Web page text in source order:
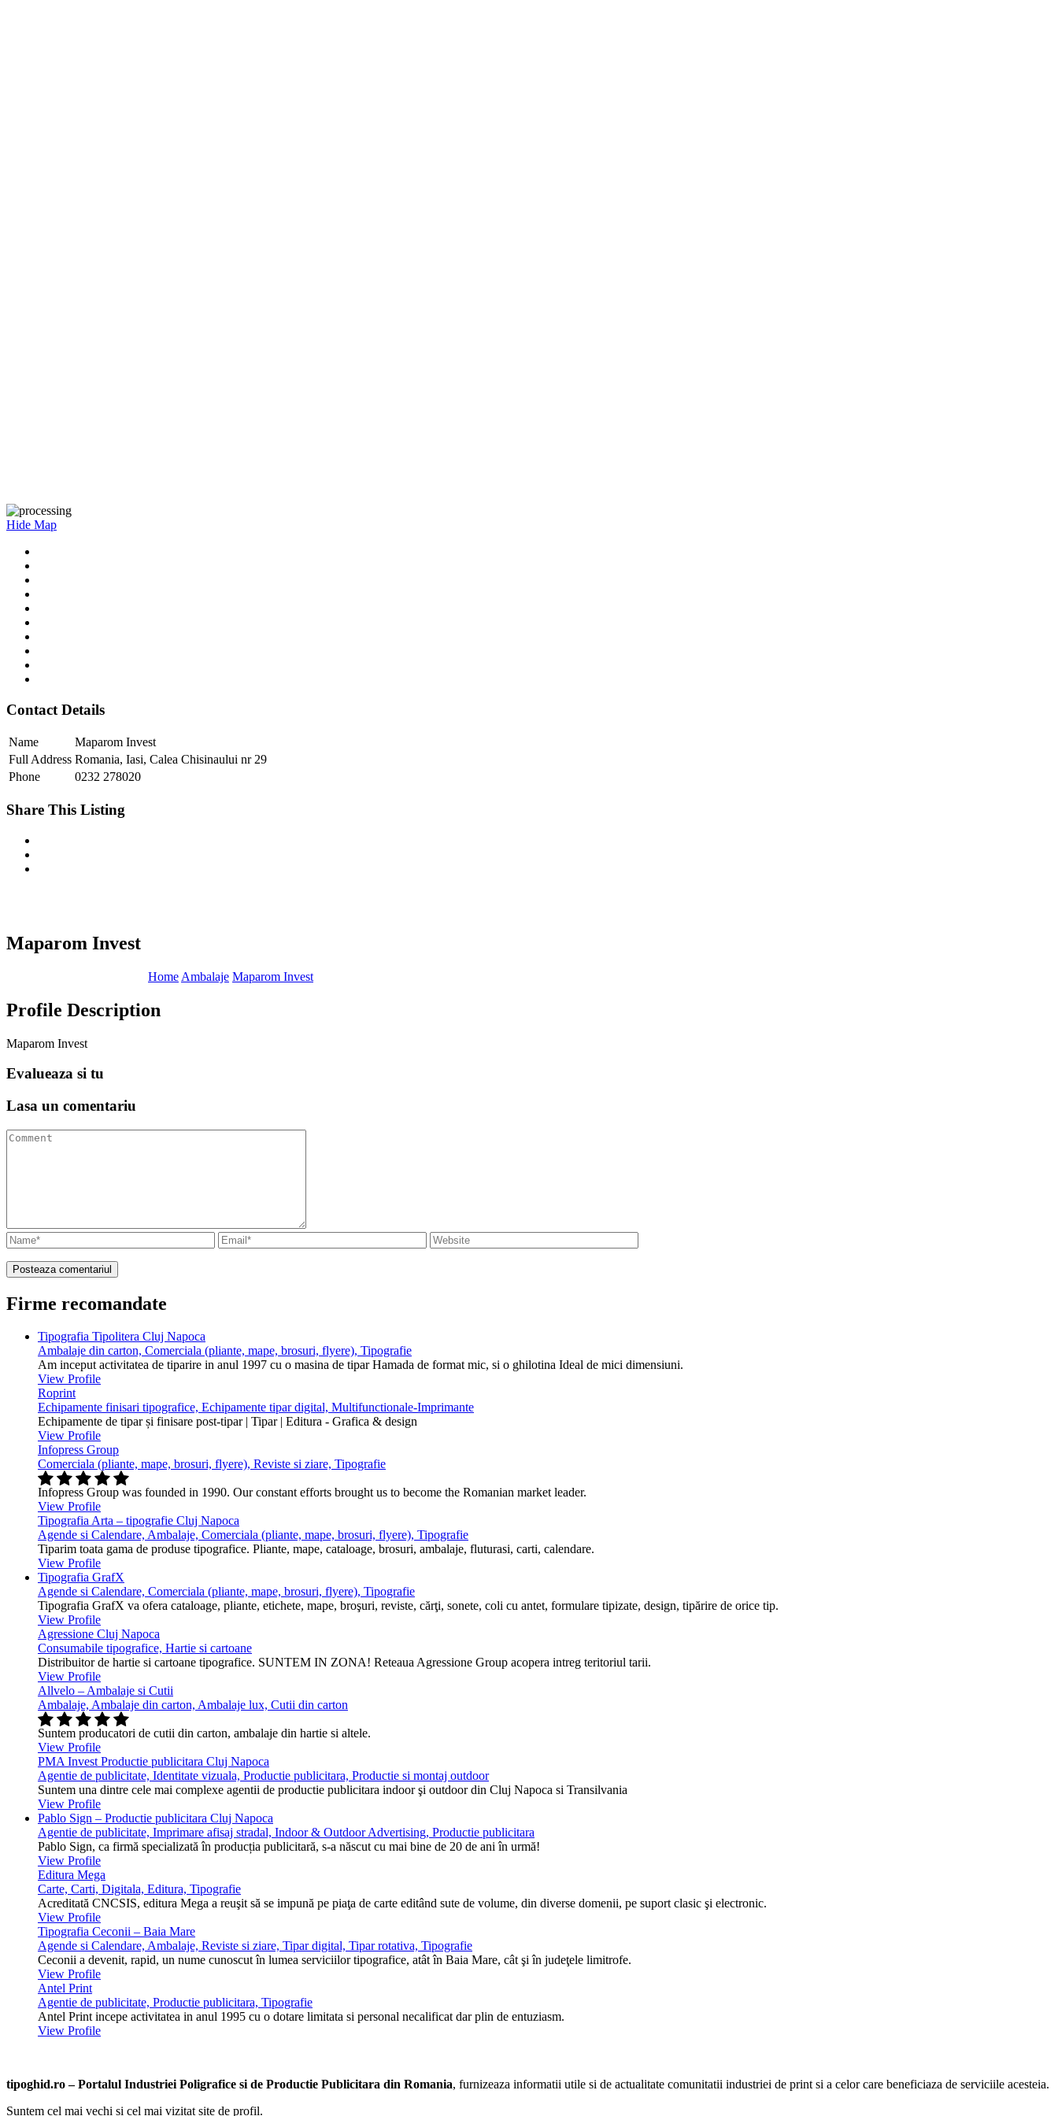
Hide Map
Contact Details
Name
Maparom Invest
Full Address Romania, Iasi, Calea Chisinaului nr 29
Phone
0232 278020
Share This Listing
Maparom Invest
Home Ambalaje Maparom Invest
Profile Description
Maparom Invest
Evalueaza si tu
Lasa un comentariu
Firme recomandate
Tipografia Tipolitera Cluj Napoca
Ambalaje din carton, Comerciala (pliante, mape, brosuri, flyere), Tipografie
Am inceput activitatea de tiparire in anul 1997 cu o masina de tipar Hamada de format mic, si o ghilotina Ideal de mici dimensiuni.
View Profile
Roprint
Echipamente finisari tipografice, Echipamente tipar digital, Multifunctionale-Imprimante
Echipamente de tipar și finisare post-tipar | Tipar | Editura - Grafica & design
View Profile
Infopress Group
Comerciala (pliante, mape, brosuri, flyere), Reviste si ziare, Tipografie
Infopress Group was founded in 1990. Our constant efforts brought us to become the Romanian market leader.
View Profile
Tipografia Arta – tipografie Cluj Napoca
Agende si Calendare, Ambalaje, Comerciala (pliante, mape, brosuri, flyere), Tipografie
Tiparim toata gama de produse tipografice. Pliante, mape, cataloage, brosuri, ambalaje, fluturasi, carti, calendare.
View Profile
Tipografia GrafX
Agende si Calendare, Comerciala (pliante, mape, brosuri, flyere), Tipografie
Tipografia GrafX va ofera cataloage, pliante, etichete, mape, broşuri, reviste, cărţi, sonete, coli cu antet, formulare tipizate, design, tipărire de orice tip.
View Profile
Agressione Cluj Napoca
Consumabile tipografice, Hartie si cartoane
Distribuitor de hartie si cartoane tipografice. SUNTEM IN ZONA! Reteaua Agressione Group acopera intreg teritoriul tarii.
View Profile
Allvelo – Ambalaje si Cutii
Ambalaje, Ambalaje din carton, Ambalaje lux, Cutii din carton
Suntem producatori de cutii din carton, ambalaje din hartie si altele.
View Profile
PMA Invest Productie publicitara Cluj Napoca
Agentie de publicitate, Identitate vizuala, Productie publicitara, Productie si montaj outdoor
Suntem una dintre cele mai complexe agentii de productie publicitara indoor şi outdoor din Cluj Napoca si Transilvania
View Profile
Pablo Sign – Productie publicitara Cluj Napoca
Agentie de publicitate, Imprimare afisaj stradal, Indoor & Outdoor Advertising, Productie publicitara
Pablo Sign, ca firmă specializată în producția publicitară, s-a născut cu mai bine de 20 de ani în urmă!
View Profile
Editura Mega
Carte, Carti, Digitala, Editura, Tipografie
Acreditată CNCSIS, editura Mega a reuşit să se impună pe piaţa de carte editând sute de volume, din diverse domenii, pe suport clasic şi electronic.
View Profile
Tipografia Ceconii – Baia Mare
Agende si Calendare, Ambalaje, Reviste si ziare, Tipar digital, Tipar rotativa, Tipografie
Ceconii a devenit, rapid, un nume cunoscut în lumea serviciilor tipografice, atât în Baia Mare, cât şi în judeţele limitrofe.
View Profile
Antel Print
Agentie de publicitate, Productie publicitara, Tipografie
Antel Print incepe activitatea in anul 1995 cu o dotare limitata si personal necalificat dar plin de entuziasm.
View Profile
tipoghid.ro – Portalul Industriei Poligrafice si de Productie Publicitara din Romania, furnizeaza informatii utile si de actualitate comunitatii industriei de print si a celor care beneficiaza de serviciile acesteia.
Suntem cel mai vechi si cel mai vizitat site de profil.